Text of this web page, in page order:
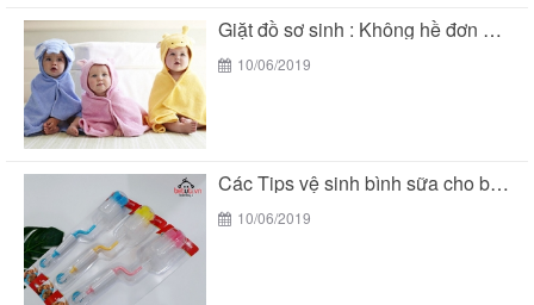
Giặt đồ sơ sinh : Không hề đơn giản...
10/06/2019
Các Tips vệ sinh bình sữa cho bé đúng...
10/06/2019